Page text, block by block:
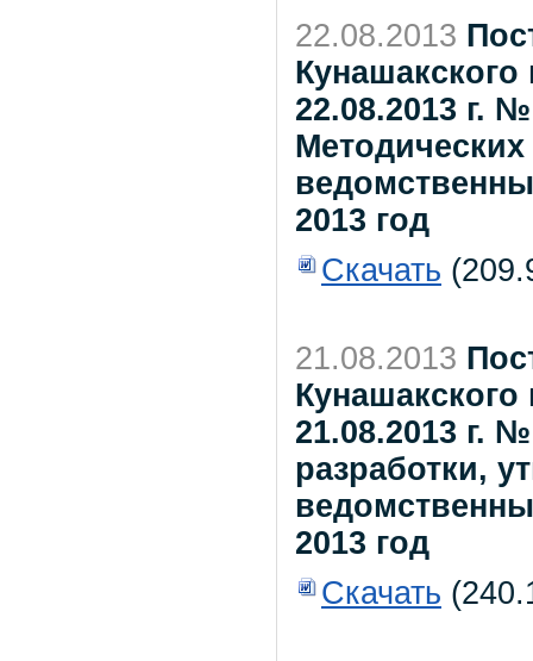
22.08.2013
22.08.2013 г.
2013 год
Скачать
21.08.2013
21.08.2013 г.
разработки,
2013 год
Скачать